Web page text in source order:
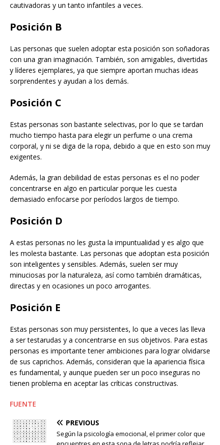
cautivadoras y un tanto infantiles a veces.
Posición B
Las personas que suelen adoptar esta posición son soñadoras
con una gran imaginación. También, son amigables, divertidas
y líderes ejemplares, ya que siempre aportan muchas ideas
sorprendentes y ayudan a los demás.
Posición C
Estas personas son bastante selectivas, por lo que se tardan
mucho tiempo hasta para elegir un perfume o una crema
corporal, y ni se diga de la ropa, debido a que en esto son muy
exigentes.
Además, la gran debilidad de estas personas es el no poder
concentrarse en algo en particular porque les cuesta
demasiado enfocarse por períodos largos de tiempo.
Posición D
A estas personas no les gusta la impuntualidad y es algo que
les molesta bastante. Las personas que adoptan esta posición
son inteligentes y sensibles. Además, suelen ser muy
minuciosas por la naturaleza, así como también dramáticas,
directas y en ocasiones un poco arrogantes.
Posición E
Estas personas son muy persistentes, lo que a veces las lleva
a ser testarudas y a concentrarse en sus objetivos. Para estas
personas es importante tener ambiciones para lograr olvidarse
de sus caprichos. Además, consideran que la apariencia física
es fundamental, y aunque pueden ser un poco inseguras no
tienen problema en aceptar las críticas constructivas.
FUENTE
PREVIOUS
Según la psicología emocional, el primer color que